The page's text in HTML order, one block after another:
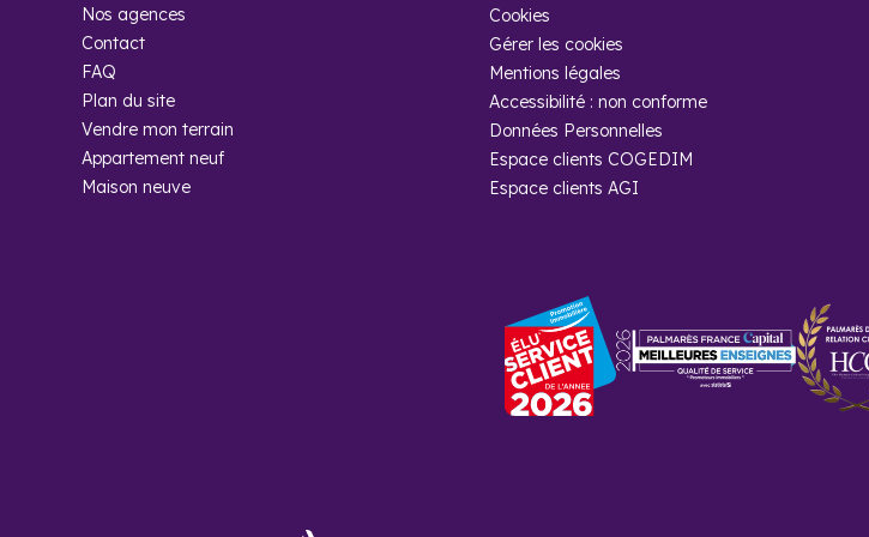
Nos agences
Contact
FAQ
Plan du site
Vendre mon terrain
Appartement neuf
Maison neuve
Cookies
Gérer les cookies
Mentions légales
Accessibilité : non conforme
Données Personnelles
Espace clients COGEDIM
Espace clients AGI